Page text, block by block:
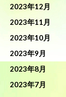
2023年12月
2023年11月
2023年10月
2023年9月
2023年8月
2023年7月